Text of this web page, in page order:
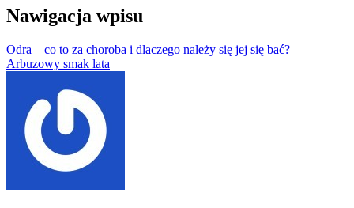
Nawigacja wpisu
Odra – co to za choroba i dlaczego należy się jej się bać?
Arbuzowy smak lata